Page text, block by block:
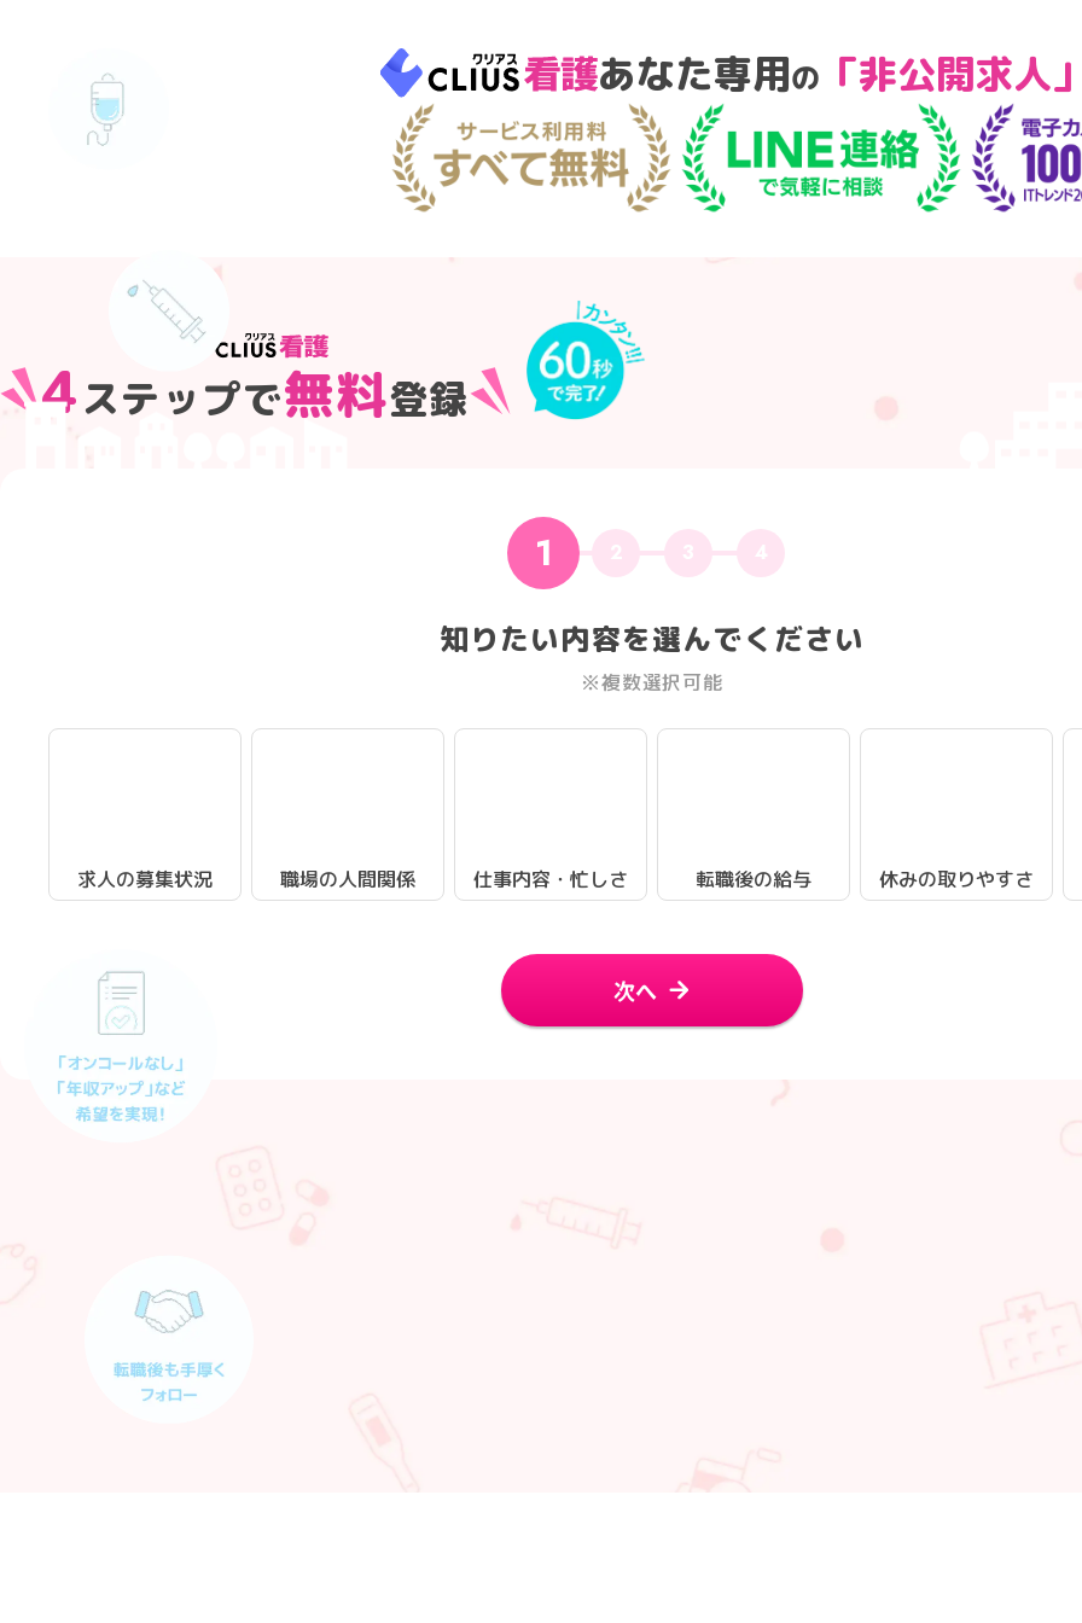
あなた専用の 「非公開求人
4ステップで無料登録
1 2 3 4
知りたい内容を選んでください
※複数選択可能
求人の募集状況 職場の人間関係 仕事内容・忙しさ 転職後の給与 休みの取りやすさ
次へ